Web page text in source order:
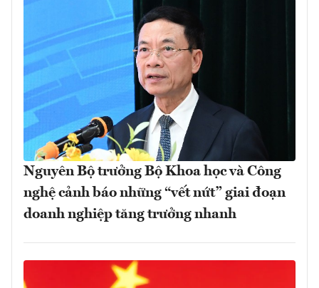
Nguyên Bộ trưởng Bộ Khoa học và Công
nghệ cảnh báo những “vết nứt” giai đoạn
doanh nghiệp tăng trưởng nhanh